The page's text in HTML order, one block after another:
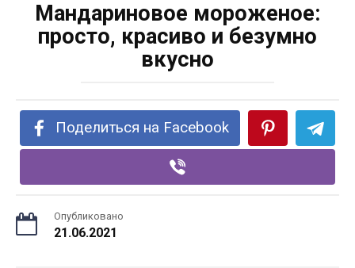
Мандариновое мороженое:
просто, красиво и безумно
вкусно
Поделиться на Facebook
Опубликовано
21.06.2021